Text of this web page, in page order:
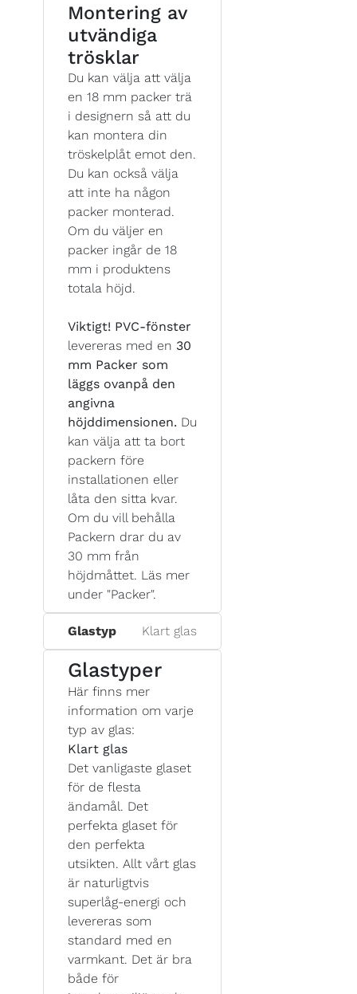
Montering av
utvändiga
trösklar
Du kan välja att välja
en 18 mm packer trä
i designern så att du
kan montera din
tröskelplåt emot den.
Du kan också välja
att inte ha någon
packer monterad.
Om du väljer en
packer ingår de 18
mm i produktens
totala höjd.
Viktigt! PVC-fönster
levereras med en 30
mm Packer som
läggs ovanpå den
angivna
höjddimensionen. Du
kan välja att ta bort
packern före
installationen eller
låta den sitta kvar.
Om du vill behålla
Packern drar du av
30 mm från
höjdmåttet. Läs mer
under "Packer".
Glastyp Klart glas
Glastyper
Här finns mer
information om varje
typ av glas:
Klart glas
Det vanligaste glaset
för de flesta
ändamål. Det
perfekta glaset för
den perfekta
utsikten. Allt vårt glas
är naturligtvis
superlåg-energi och
levereras som
standard med en
varmkant. Det är bra
både för